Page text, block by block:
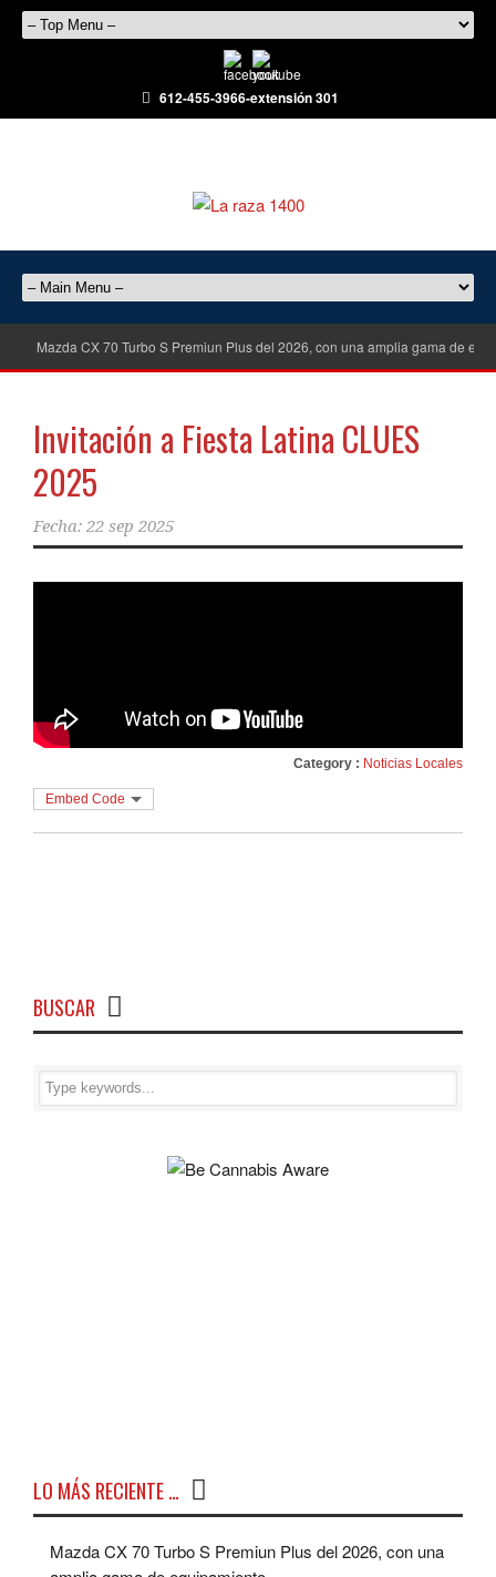
612-455-3966-extensión 301
Mazda CX 70 Turbo S Premiun Plus del 2026, con una amplia gama de
Invitación a Fiesta Latina CLUES
2025
Fecha: 22 sep 2025
Category : Noticias Locales
Embed Code
BUSCAR
LO MÁS RECIENTE …
Mazda CX 70 Turbo S Premiun Plus del 2026, con una